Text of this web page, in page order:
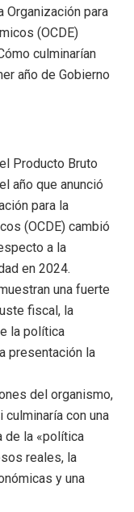
Organización para
(OCDE)
culminarían
año de Gobierno
Producto Bruto
año que anunció
para la
(OCDE) cambió
a la
en 2024.
una fuerte
fiscal, la
la política
presentación la
del organismo,
con una
de la «política
reales, la
y una